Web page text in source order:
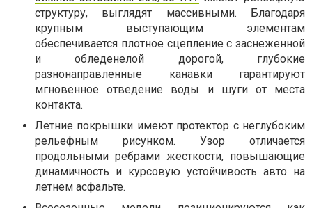
структуру, выглядят массивными. Благодаря
крупным выступающим элементам
обеспечивается плотное сцепление с заснеженной
и обледенелой дорогой, глубокие
разнонаправленные канавки гарантируют
мгновенное отведение воды и шуги от места
контакта.
Летние покрышки имеют протектор с неглубоким
рельефным рисунком. Узор отличается
продольными ребрами жесткости, повышающие
динамичность и курсовую устойчивость авто на
летнем асфальте.